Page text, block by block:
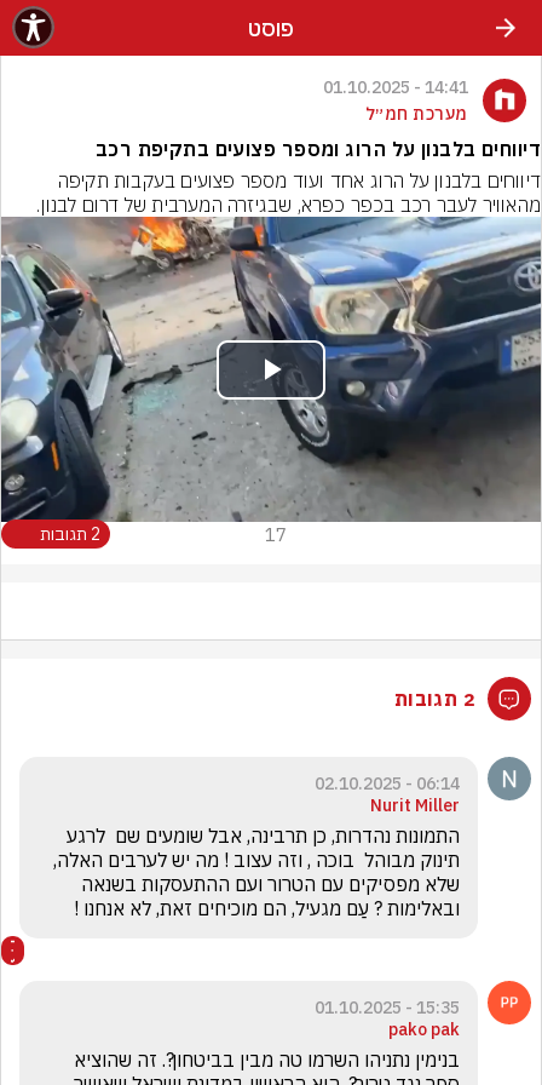
פוסט
14:41 - 01.10.2025
מערכת חמ״ל
דיווחים בלבנון על הרוג ומספר פצועים בתקיפת רכב
מהאוויר לעבר רכב בכפר כפרא, שבגיזרה המערבית של דרום לבנון.
Play
Video
17 2 תגובות
2 תגובות
06:14 - 02.10.2025
Nurit Miller
ובאלימות ? עַם מגעיל, הם מוכיחים זאת, לא אנחנו !
15:35 - 01.10.2025
pako pak